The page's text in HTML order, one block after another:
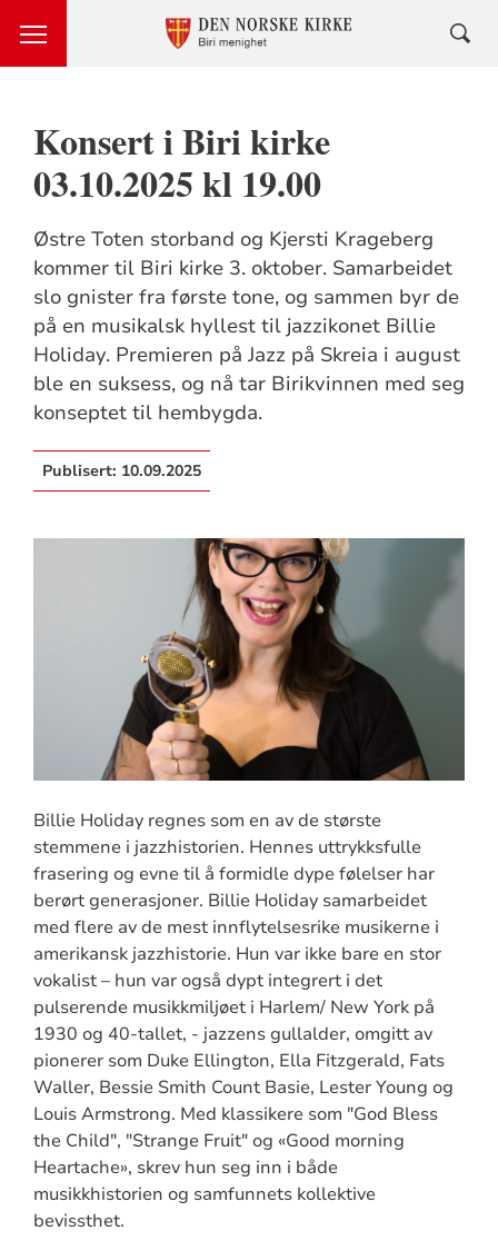
Konsert i Biri kirke
03.10.2025 kl 19.00
Østre Toten storband og Kjersti Krageberg
kommer til Biri kirke 3. oktober. Samarbeidet
slo gnister fra første tone, og sammen byr de
på en musikalsk hyllest til jazzikonet Billie
Holiday. Premieren på Jazz på Skreia i august
ble en suksess, og nå tar Birikvinnen med seg
konseptet til hembygda.
Publisert: 10.09.2025
Billie Holiday regnes som en av de største
stemmene i jazzhistorien. Hennes uttrykksfulle
frasering og evne til å formidle dype følelser har
berørt generasjoner. Billie Holiday samarbeidet
med flere av de mest innflytelsesrike musikerne i
amerikansk jazzhistorie. Hun var ikke bare en stor
vokalist – hun var også dypt integrert i det
pulserende musikkmiljøet i Harlem/ New York på
1930 og 40-tallet, - jazzens gullalder, omgitt av
pionerer som Duke Ellington, Ella Fitzgerald, Fats
Waller, Bessie Smith Count Basie, Lester Young og
Louis Armstrong. Med klassikere som "God Bless
the Child", "Strange Fruit" og «Good morning
Heartache», skrev hun seg inn i både
musikkhistorien og samfunnets kollektive
bevissthet.